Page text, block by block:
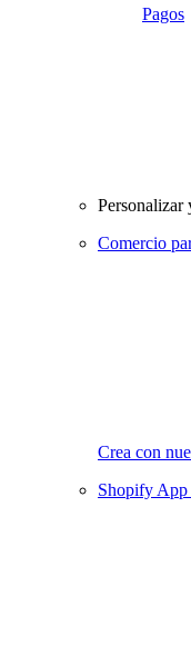
Pagos
Personalizar
Comercio
Crea con
Shopify App